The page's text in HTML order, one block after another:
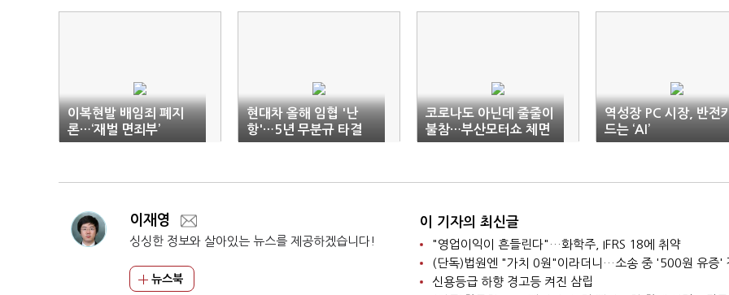
이복현발 배임죄 폐지
론…‘재벌 면죄부’
현대차 올해 임협 '난
항'…5년 무분규 타결
깨지나
코로나도 아닌데 줄줄이
불참…부산모터쇼 체면
살린 '르노'
역성장 PC 시장, 반전
드는 ‘AI’
이재영
싱싱한 정보와 살아있는 뉴스를 제공하겠습니다!
뉴스북
이 기자의 최신글
"영업이익이 흔들린다"…화학주, IFRS 18에 취약
신용등급 하향 경고등 켜진 삼립